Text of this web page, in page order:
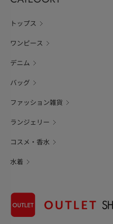
トップス
ワンピース
デニム
バッグ
ファッション雑貨
ランジェリー
コスメ・香水
水着